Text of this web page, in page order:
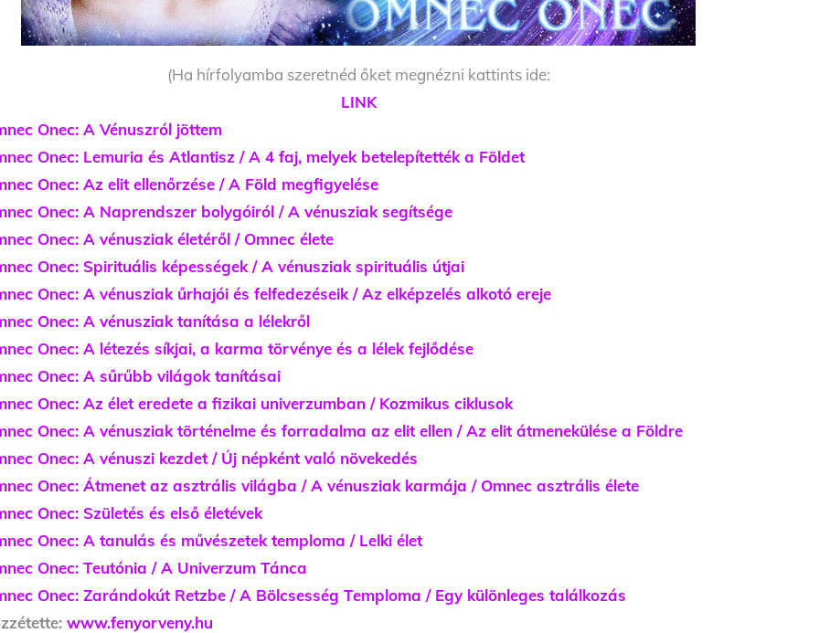
(Ha hírfolyamba szeretnéd őket megnézni kattints ide:
LINK
Onec: A Vénuszról jöttem
Onec: Lemuria és Atlantisz / A 4 faj, melyek betelepítették a Földet
Onec: Az elit ellenőrzése / A Föld megfigyelése
Onec: A Naprendszer bolygóiról / A vénusziak segítsége
Onec: A vénusziak életéről / Omnec élete
Onec: Spirituális képességek / A vénusziak spirituális útjai
Onec: A vénusziak űrhajói és felfedezéseik / Az elképzelés alkotó ereje
Onec: A vénusziak tanítása a lélekről
Onec: A létezés síkjai, a karma törvénye és a lélek fejlődése
Onec: A sűrűbb világok tanításai
Onec: Az élet eredete a fizikai univerzumban / Kozmikus ciklusok
Onec: A vénusziak történelme és forradalma az elit ellen / Az elit átmenekülése a Földre
Onec: A vénuszi kezdet / Új népként való növekedés
Onec: Átmenet az asztrális világba / A vénusziak karmája / Omnec asztrális élete
Onec: Születés és első életévek
Onec: A tanulás és művészetek temploma / Lelki élet
Onec: Teutónia / A Univerzum Tánca
Onec: Zarándokút Retzbe / A Bölcsesség Temploma / Egy különleges találkozás
www.fenyorveny.hu